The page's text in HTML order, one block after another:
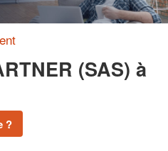
(SAS) à
?